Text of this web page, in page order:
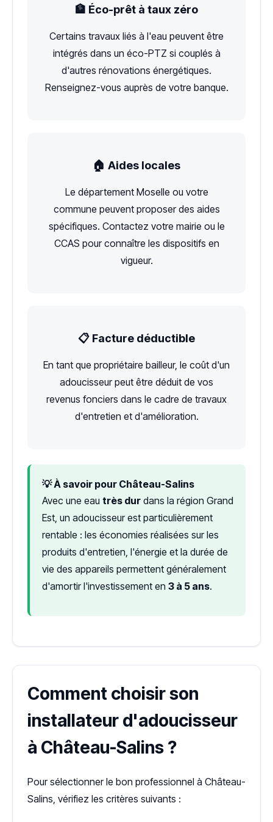
🏦 Éco-prêt à taux zéro
Certains travaux liés à l'eau peuvent être
intégrés dans un éco-PTZ si couplés à
d'autres rénovations énergétiques.
Renseignez-vous auprès de votre banque.
🏠 Aides locales
Le département Moselle ou votre
commune peuvent proposer des aides
spécifiques. Contactez votre mairie ou le
CCAS pour connaître les dispositifs en
vigueur.
📋 Facture déductible
En tant que propriétaire bailleur, le coût d'un
adoucisseur peut être déduit de vos
revenus fonciers dans le cadre de travaux
d'entretien et d'amélioration.
💡 À savoir pour Château-Salins
Avec une eau très dur dans la région Grand
Est, un adoucisseur est particulièrement
rentable : les économies réalisées sur les
produits d'entretien, l'énergie et la durée de
vie des appareils permettent généralement
d'amortir l'investissement en 3 à 5 ans.
Comment choisir son
installateur d'adoucisseur
à Château-Salins ?
Pour sélectionner le bon professionnel à Château-
Salins, vérifiez les critères suivants :